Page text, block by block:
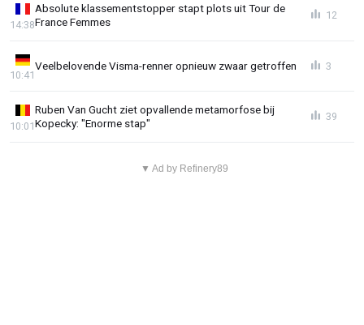
Absolute klassementstopper stapt plots uit Tour de
France Femmes
14:38
12
Veelbelovende Visma-renner opnieuw zwaar getroffen
10:41
3
Ruben Van Gucht ziet opvallende metamorfose bij
Kopecky: "Enorme stap"
10:01
39
▼ Ad by Refinery89